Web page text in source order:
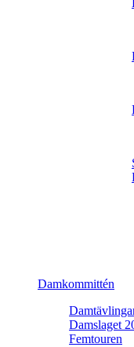
Damkommittén
Damslaget
Femtouren